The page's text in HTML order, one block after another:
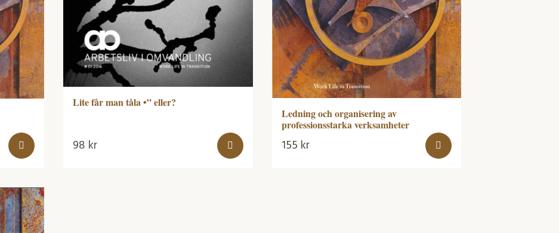
Lite får man tåla •” eller?
98 kr
Ledning och organisering av
professionsstarka verksamheter
155 kr